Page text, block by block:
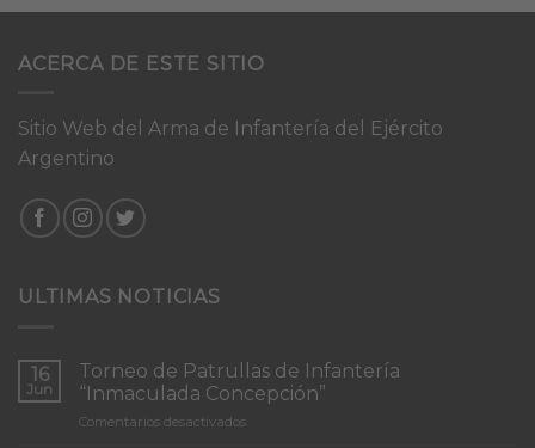
ACERCA DE ESTE SITIO
Sitio Web del Arma de Infantería del Ejército
Argentino
ULTIMAS NOTICIAS
16
Jun
Torneo de Patrullas de Infantería
“Inmaculada Concepción”
Comentarios desactivados